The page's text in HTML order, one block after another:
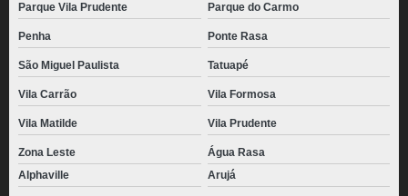
Parque Vila Prudente Parque do Carmo
Penha Ponte Rasa
São Miguel Paulista Tatuapé
Vila Carrão Vila Formosa
Vila Matilde Vila Prudente
Zona Leste
Água Rasa
Alphaville
Arujá